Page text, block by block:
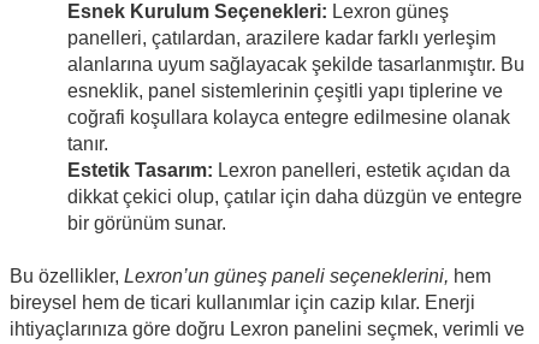
Esnek Kurulum Seçenekleri: Lexron güneş
panelleri, çatılardan, arazilere kadar farklı yerleşim
alanlarına uyum sağlayacak şekilde tasarlanmıştır. Bu
esneklik, panel sistemlerinin çeşitli yapı tiplerine ve
coğrafi koşullara kolayca entegre edilmesine olanak
tanır.
Estetik Tasarım: Lexron panelleri, estetik açıdan da
dikkat çekici olup, çatılar için daha düzgün ve entegre
bir görünüm sunar.
Bu özellikler, Lexron’un güneş paneli seçeneklerini, hem
bireysel hem de ticari kullanımlar için cazip kılar. Enerji
ihtiyaçlarınıza göre doğru Lexron panelini seçmek, verimli ve